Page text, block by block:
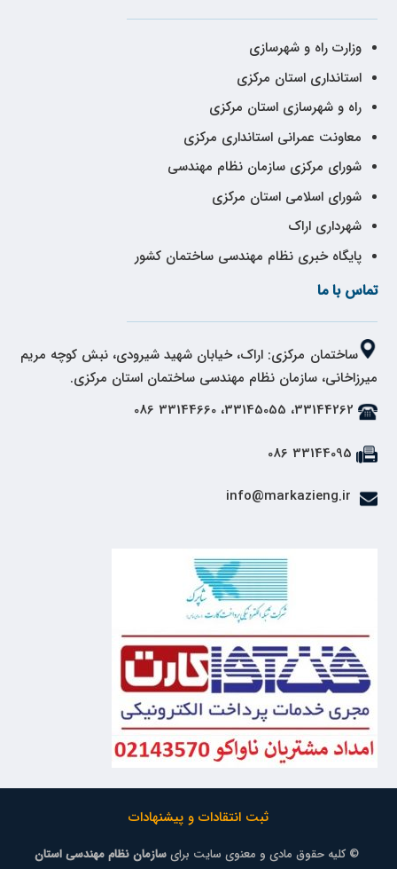
وزارت راه و شهرسازی
استانداری استان مرکزی
راه و شهرسازی استان مرکزی
معاونت عمرانی استانداری مرکزی
شورای مرکزی سازمان نظام مهندسی
شورای اسلامی استان مرکزی
شهرداری اراک
پایگاه خبری نظام مهندسی ساختمان کشور
تماس با ما
ساختمان مرکزی: اراک، خیابان شهید شیرودی، نبش کوچه مریم
میرزاخانی، سازمان نظام مهندسی ساختمان استان مرکزی.
33144262، 33145055، 33144660 086
33144095 086
ثبت انتقادات و پیشنهادات
© کلیه حقوق مادی و معنوی سایت برایسازمان نظام مهندسی استان